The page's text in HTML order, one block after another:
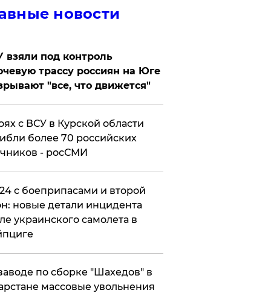
новости
взяли под контроль
трассу россиян на Юге
"все, что движется"
с ВСУ в Курской области
более 70 российских
- росСМИ
с боеприпасами и второй
новые детали инцидента
украинского самолета в
по сборке "Шахедов" в
массовые увольнения